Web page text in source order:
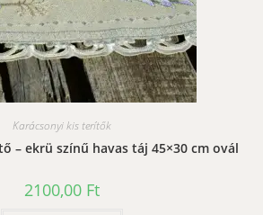
Karácsonyi kis terítők
– ekrü színű havas táj 45×30 cm ovál
2100,00 Ft